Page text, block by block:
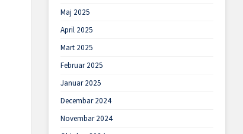
Maj 2025
April 2025
Mart 2025
Februar 2025
Januar 2025
Decembar 2024
Novembar 2024